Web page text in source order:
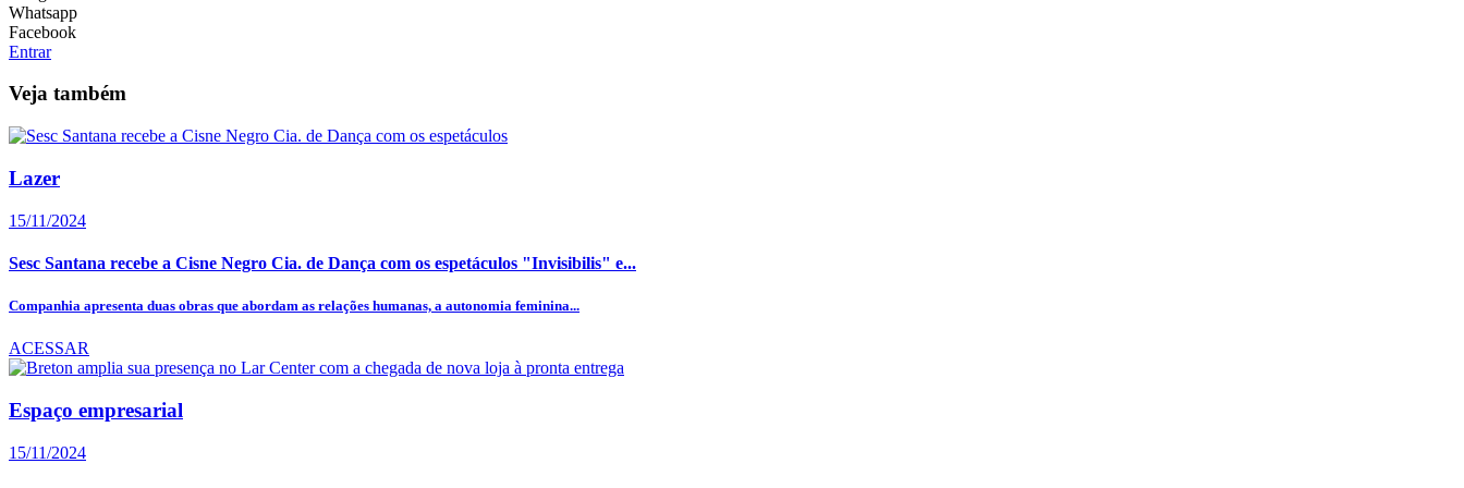
Whatsapp
Facebook
Entrar
Veja também
Lazer
15/11/2024
Sesc Santana recebe a Cisne Negro Cia. de Dança com os espetáculos "Invisibilis" e...
Companhia apresenta duas obras que abordam as relações humanas, a autonomia feminina...
ACESSAR
Espaço empresarial
15/11/2024